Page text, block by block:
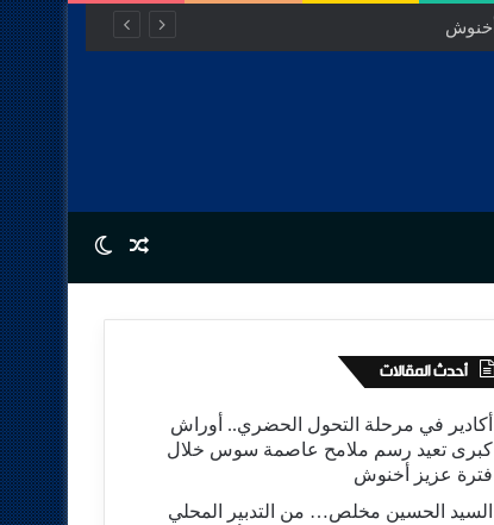
Random Article
Switch skin
أحدث المقالات
أكادير في مرحلة التحول الحضري.. أوراش
كبرى تعيد رسم ملامح عاصمة سوس خلال
فترة عزيز أخنوش
السيد الحسين مخلص… من التدبير المحلي